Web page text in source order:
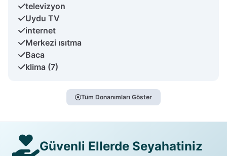
televizyon
Uydu TV
internet
Merkezi ısıtma
Baca
klima (7)
Tüm Donanımları Göster
Güvenli Ellerde Seyahatiniz